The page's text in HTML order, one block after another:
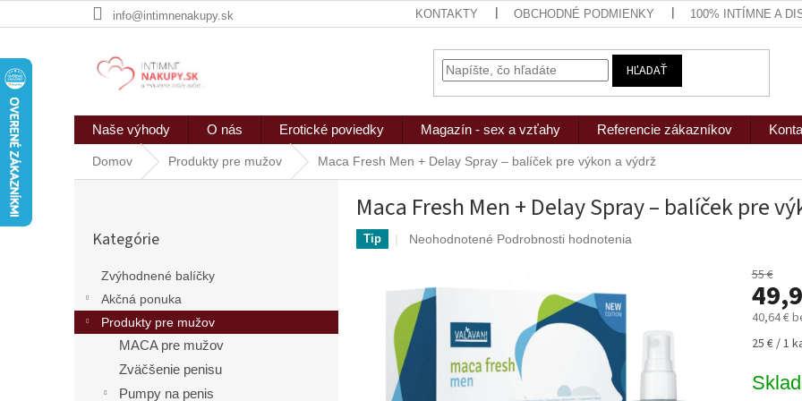
na
info@intimnenakupy.sk KONTAKTY OBCHODNÉ PODMIENKY 100% INTÍMNE A
HĽADAŤ
Naše výhody O nás Erotické poviedky Magazín - sex a vzťahy Referencie zákazníkov
Domov Produkty pre mužov Maca Fresh Men + Delay Spray – balíček pre výkon a výdrž
a
kategórie
Kategórie
Zvýhodnené balíčky
Akčná ponuka
Produkty pre mužov
MACA pre mužov
Zväčšenie penisu
Pumpy na penis
Maca Fresh Men + Delay Spray – balíček pre
Tip
Priemerné
je
0,0
5
Neohodnotené Podrobnosti hodnotenia
55 €
40,64 €
25 € / 1